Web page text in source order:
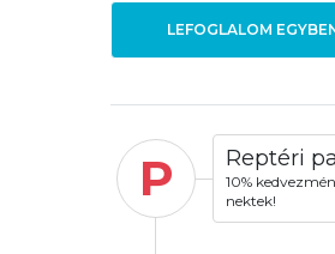
LEFOGLALOM
P Reptéri
10%
nektek!